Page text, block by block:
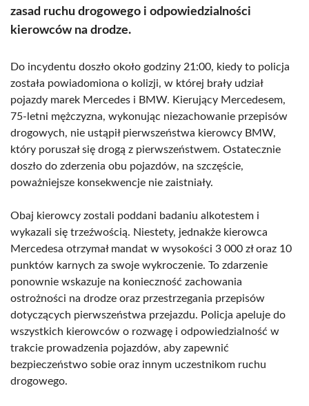
zasad ruchu drogowego i odpowiedzialności
kierowców na drodze.
Do incydentu doszło około godziny 21:00, kiedy to policja
została powiadomiona o kolizji, w której brały udział
pojazdy marek Mercedes i BMW. Kierujący Mercedesem,
75-letni mężczyzna, wykonując niezachowanie przepisów
drogowych, nie ustąpił pierwszeństwa kierowcy BMW,
który poruszał się drogą z pierwszeństwem. Ostatecznie
doszło do zderzenia obu pojazdów, na szczęście,
poważniejsze konsekwencje nie zaistniały.
Obaj kierowcy zostali poddani badaniu alkotestem i
wykazali się trzeźwością. Niestety, jednakże kierowca
Mercedesa otrzymał mandat w wysokości 3 000 zł oraz 10
punktów karnych za swoje wykroczenie. To zdarzenie
ponownie wskazuje na konieczność zachowania
ostrożności na drodze oraz przestrzegania przepisów
dotyczących pierwszeństwa przejazdu. Policja apeluje do
wszystkich kierowców o rozwagę i odpowiedzialność w
trakcie prowadzenia pojazdów, aby zapewnić
bezpieczeństwo sobie oraz innym uczestnikom ruchu
drogowego.